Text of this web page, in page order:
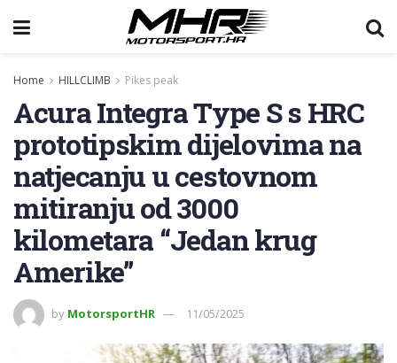
Home HILLCLIMB Pikes peak
Acura Integra Type S s HRC
prototipskim dijelovima na
natjecanju u cestovnom
mitiranju od 3000
kilometara “Jedan krug
Amerike”
by MotorsportHR 11/05/2025